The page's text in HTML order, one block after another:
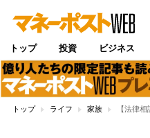
トップ 投資 ビジネス
トップ ライフ 家族 【法律